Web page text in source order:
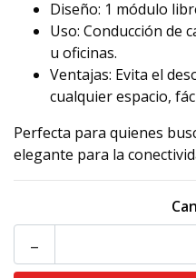
Diseño: 1 módulo
Uso: Conducción de
u oficinas.
Ventajas: Evita el
cualquier espacio,
Perfecta para quienes
elegante para la
-